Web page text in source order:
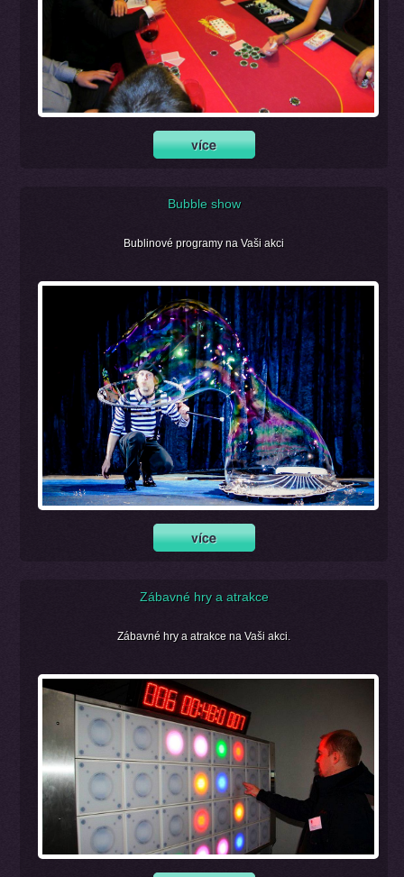
Bubble show
Bublinové programy na Vaši akci
Zábavné hry a atrakce
Zábavné hry a atrakce na Vaši akci.